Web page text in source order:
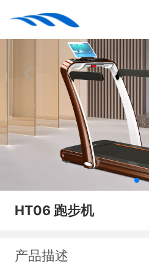
HT06 跑步机
产品描述